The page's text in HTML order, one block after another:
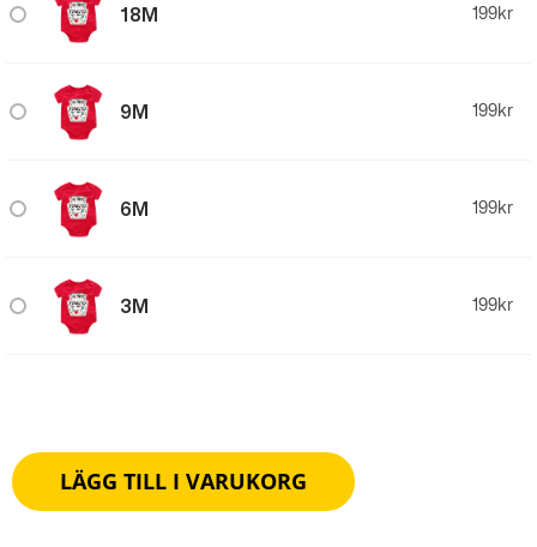
18M 199kr
9M 199kr
6M 199kr
3M 199kr
LÄGG TILL I VARUKORG